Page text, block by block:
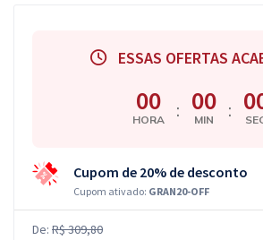
ESSAS OFERTAS
00
HORA : 00
MIN :
Cupom de 20% de desconto
Cupom ativado: GRAN20-OFF
De: R$ 309,80